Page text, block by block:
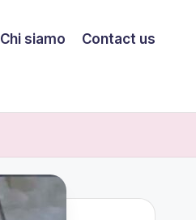
Chi siamo Contact us